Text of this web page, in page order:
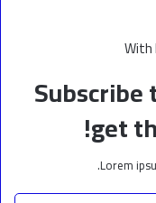
With
get
Lorem